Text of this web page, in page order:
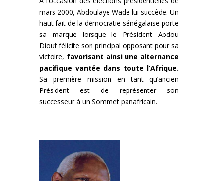
mars 2000, Abdoulaye Wade lui succède. Un
haut fait de la démocratie sénégalaise porte
sa marque lorsque le Président Abdou
Diouf félicite son principal opposant pour sa
victoire, favorisant ainsi une alternance
pacifique vantée dans toute l’Afrique.
Sa première mission en tant qu’ancien
Président est de représenter son
successeur à un Sommet panafricain.